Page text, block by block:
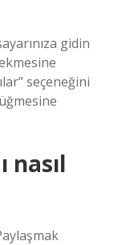
gidin
seçeneğini
nasıl